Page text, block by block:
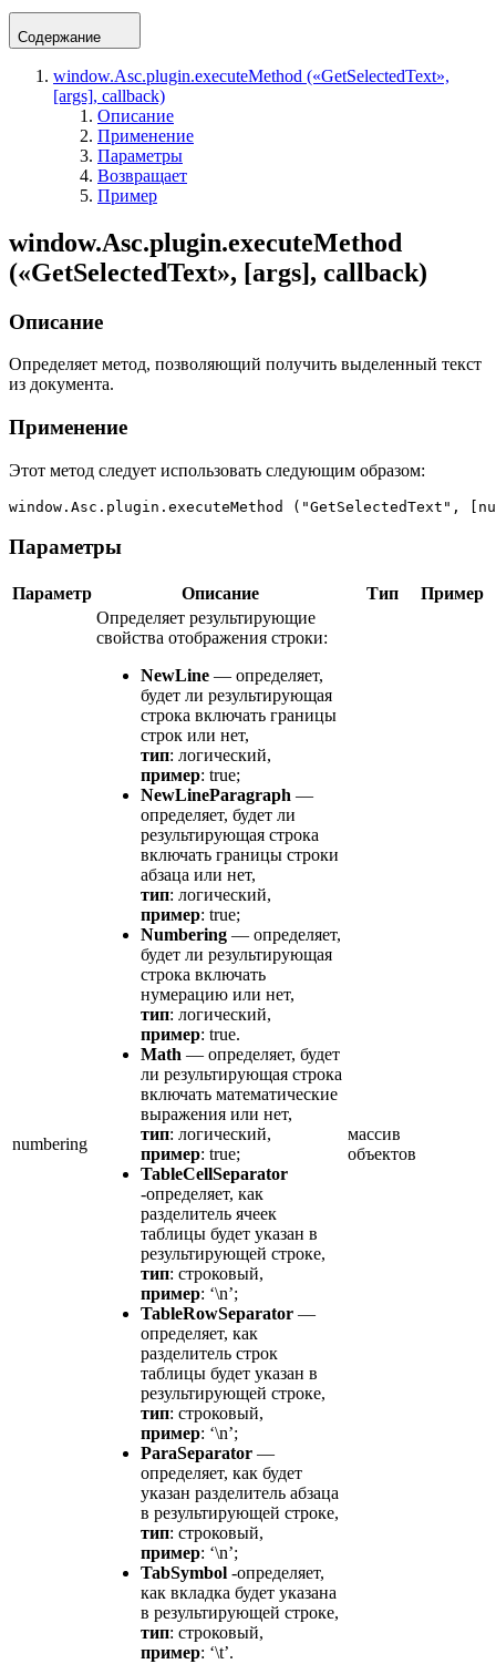
Содержание
window.Asc.plugin.executeMethod («GetSelectedText»,
[args], callback)
Описание
Применение
Параметры
Возвращает
Пример
window.Asc.plugin.executeMethod
(«GetSelectedText», [args], callback)
Описание
Определяет метод, позволяющий получить выделенный текст
из документа.
Применение
Этот метод следует использовать следующим образом:
window.Asc.plugin.executeMethod ("GetSelectedText",
Параметры
Параметр Описание Тип Пример
numbering
Определяет результирующие
свойства отображения строки:
NewLine — определяет,
будет ли результирующая
строка включать границы
строк или нет,
тип: логический,
пример: true;
NewLineParagraph —
определяет, будет ли
результирующая строка
включать границы строки
абзаца или нет,
тип: логический,
пример: true;
Numbering — определяет,
будет ли результирующая
строка включать
нумерацию или нет,
тип: логический,
пример: true.
Math — определяет, будет
ли результирующая строка
включать математические
выражения или нет,
тип: логический,
пример: true;
TableCellSeparator
-определяет, как
разделитель ячеек
таблицы будет указан в
результирующей строке,
тип: строковый,
пример: ‘\n’;
TableRowSeparator —
определяет, как
разделитель строк
таблицы будет указан в
результирующей строке,
тип: строковый,
пример: ‘\n’;
ParaSeparator —
определяет, как будет
указан разделитель абзаца
в результирующей строке,
тип: строковый,
пример: ‘\n’;
TabSymbol -определяет,
как вкладка будет указана
в результирующей строке,
тип: строковый,
пример: ‘\t’.
массив
объектов